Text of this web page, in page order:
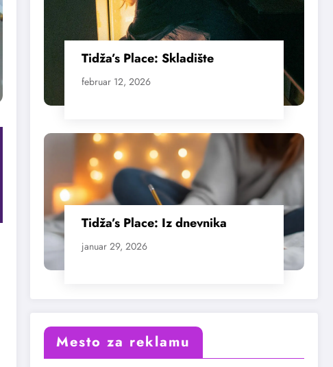
Tidža’s Place: Skladište
februar 12, 2026
Tidža’s Place: Iz dnevnika
januar 29, 2026
Mesto za reklamu